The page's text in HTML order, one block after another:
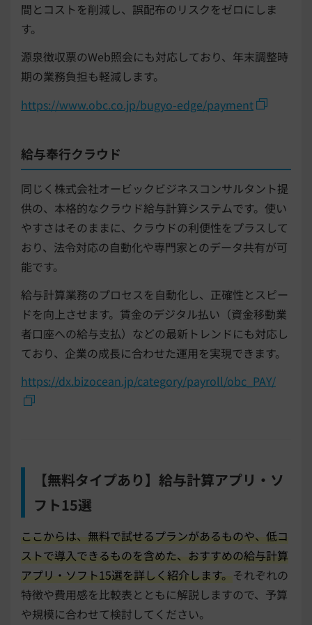
間とコストを削減し、誤配布のリスクをゼロにしま
す。
源泉徴収票のWeb照会にも対応しており、年末調整時
期の業務負担も軽減します。
https://www.obc.co.jp/bugyo-edge/payment
給与奉行クラウド
同じく株式会社オービックビジネスコンサルタント提
供の、本格的なクラウド給与計算システムです。使い
やすさはそのままに、クラウドの利便性をプラスして
おり、法令対応の自動化や専門家とのデータ共有が可
能です。
給与計算業務のプロセスを自動化し、正確性とスピー
ドを向上させます。賃金のデジタル払い（資金移動業
者口座への給与支払）などの最新トレンドにも対応し
ており、企業の成長に合わせた運用を実現できます。
https://dx.bizocean.jp/category/payroll/obc_PAY/
【無料タイプあり】給与計算アプリ・ソ
フト15選
ここからは、無料で試せるプランがあるものや、低コ
ストで導入できるものを含めた、おすすめの給与計算
アプリ・ソフト15選を詳しく紹介します。 それぞれの
特徴や費用感を比較表とともに解説しますので、予算
や規模に合わせて検討してください。